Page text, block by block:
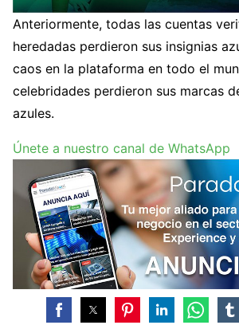
Anteriormente, todas las cuentas
heredadas perdieron sus insignias
caos en la plataforma en todo el
celebridades perdieron sus marcas
azules.
Únete a nuestro canal de WhatsApp